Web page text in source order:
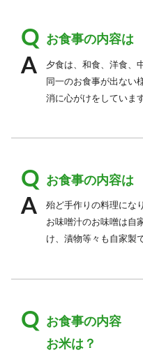
お食事の内容
夕食は、和食、洋食、
同一のお食事が出ない
消に心がけをしています
お食事の内容
殆ど手作りの料理にな
お味噌汁のお味噌は自
け、漬物等々も自家製
お食事の内容
お米は？